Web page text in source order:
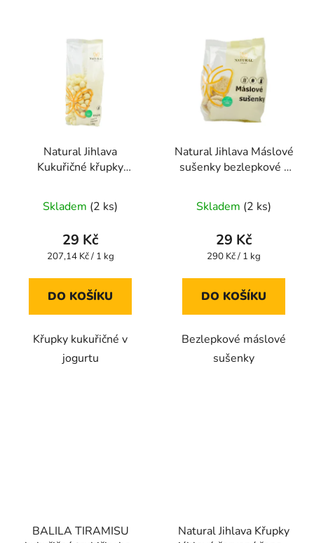
Natural Jihlava
Kukuřičné křupky
hodnocení
produktu
je
z
Skladem (2 ks)
29 Kč
Měrná
207,14 Kč / 1 kg
DO KOŠÍKU
Křupky kukuřičné v
jogurtu
Natural Jihlava Máslové
sušenky bezlepkové -
hodnocení
produktu
je
z
Skladem (2 ks)
29 Kč
Měrná
290 Kč / 1 kg
DO KOŠÍKU
Bezlepkové máslové
sušenky
BALILA TIRAMISU
Natural Jihlava Křupky